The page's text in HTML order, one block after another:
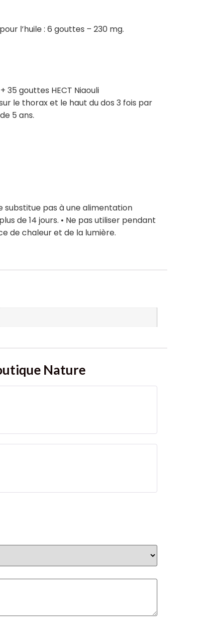
l’huile : 6 gouttes – 230 mg.
35 gouttes HECT Niaouli
le thorax et le haut du dos 3 fois par
5 ans.
substitue pas à une alimentation
de 14 jours. • Ne pas utiliser pendant
de chaleur et de la lumière.
Nature